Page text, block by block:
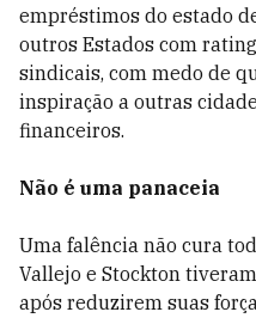
empréstimos do estado
outros Estados com
sindicais, com medo de
inspiração a outras
financeiros.
Não é uma panaceia
Uma falência não cura
Vallejo e Stockton
após reduzirem suas